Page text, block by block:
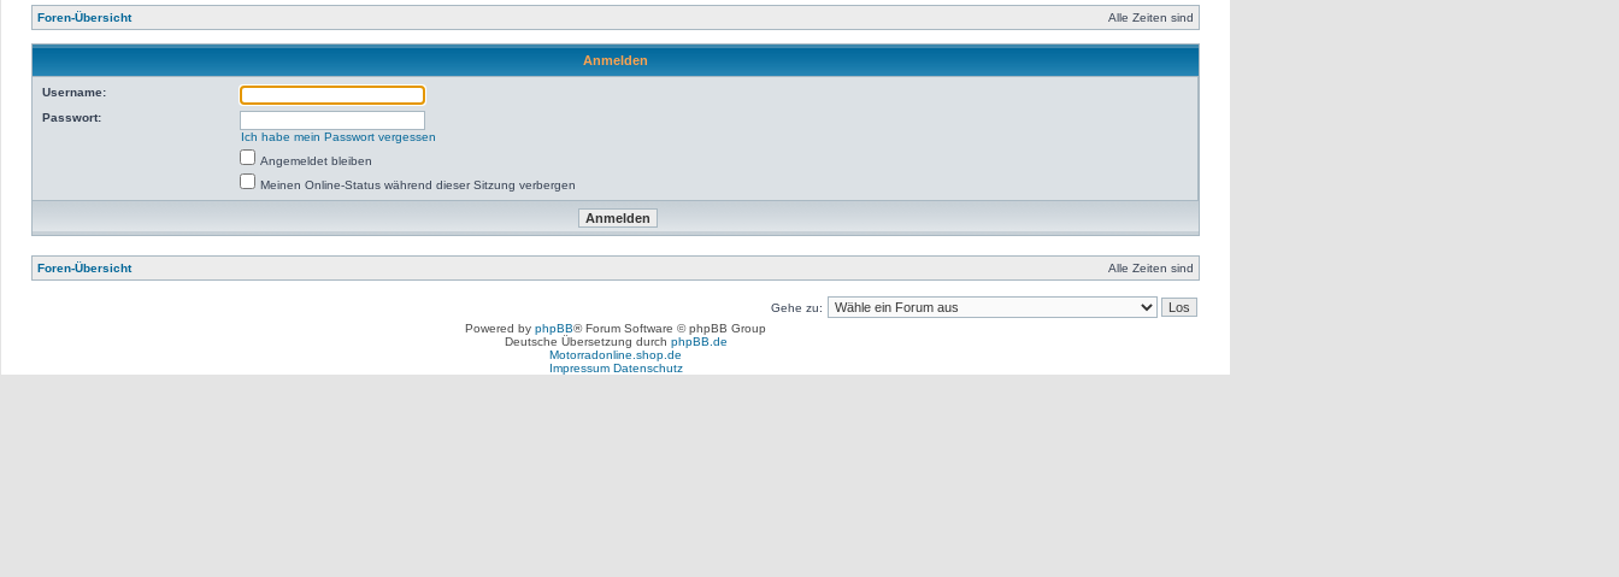
Foren-Übersicht Alle Zeiten sind
Anmelden
Username:
Passwort:
Ich habe mein Passwort vergessen
Angemeldet bleiben
Meinen Online-Status während dieser Sitzung verbergen
Foren-Übersicht Alle Zeiten sind
Gehe zu:
Powered by phpBB® Forum Software © phpBB Group
Deutsche Übersetzung durch phpBB.de
Motorradonline.shop.de
Impressum Datenschutz